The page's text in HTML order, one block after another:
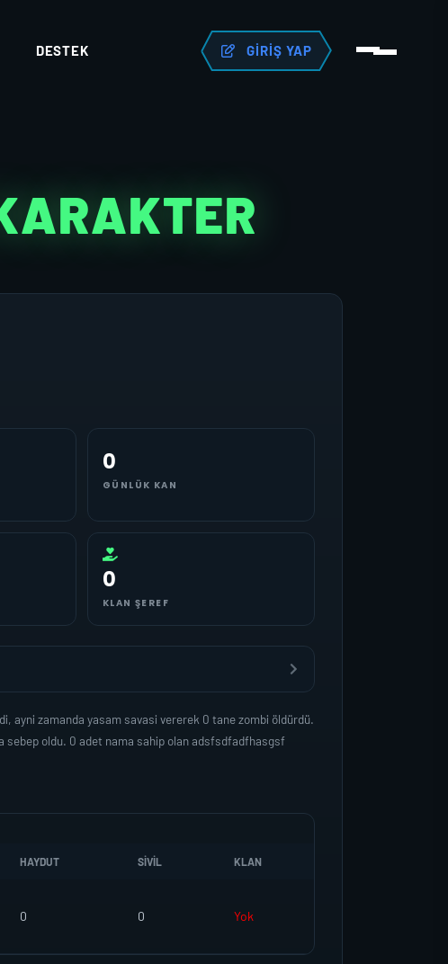
DESTEK GIRIŞ YAP
0
GÜNLÜK KAN
0
KLAN ŞEREF
ayni zamanda yasam savasi vererek 0 tane zombi öldürdü.
sebep oldu. 0 adet nama sahip olan adsfsdfadfhasgsf
HAYDUT SIVIL KLAN
0 0 Yok